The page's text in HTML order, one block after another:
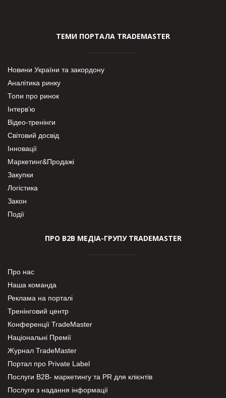
ТЕМИ ПОРТАЛА TRADEMASTER
Новини України та закордону
Аналітика ринку
Топи про ринок
Інтерв’ю
Відео-тренінги
Світовий досвід
Інновації
Маркетинг&Продажі
Закупки
Логістика
Закон
Події
ПРО В2В МЕДІА-ГРУПУ TRADEMASTER
Про нас
Наша команда
Реклама на порталі
Тренінговий центр
Конференції TradeMaster
Національні Премії
Журнал TradeMaster
Портал про Private Label
Послуги В2В- маркетингу та PR для клієнтів
Послуги з надання інформації